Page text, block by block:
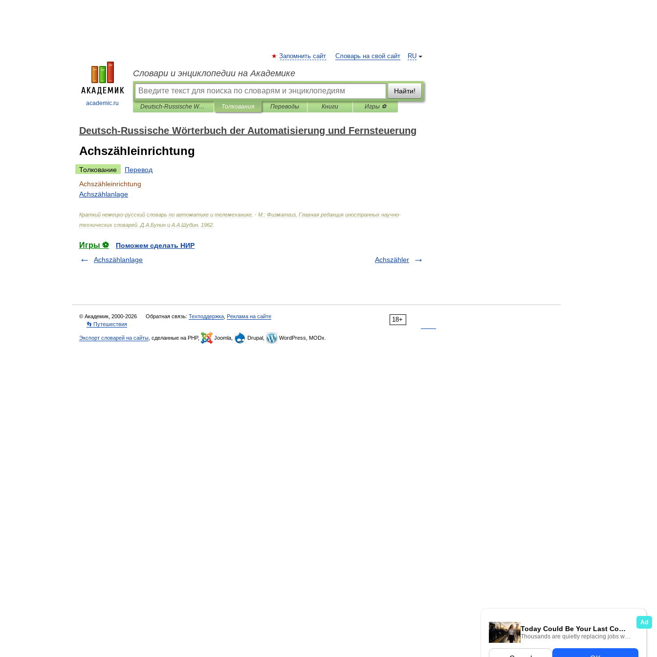
academic.ru
RU
Запомнить сайт Словарь на свой сайт
Словари и энциклопедии на Академике
Найти!
Deutsch-Russische Wörterbuch der Automatisierung und Fernsteuerung Толкования Переводы Книги Игры ⚽
Deutsch-Russische Wörterbuch der Automatisierung und Fernsteuerung
Achszähleinrichtung
Толкование
Перевод
Achszähleinrichtung
Achszählanlage
Краткий немецко-русский словарь по автоматике и телемеханике . - М : Физматгиз Главная редакция иностранных научно-
технических словарей Д А Бунин и А А Шубин 1962
Игры ⚽
Поможем сделать НИР
Achszählanlage
Achszähler
18+
© Академик, 2000-2026 Обратная связь: Техподдержка Реклама на сайте
👣 Путешествия
Экспорт словарей на сайты , сделанные на PHP, Joomla, Drupal, WordPress, MODx.